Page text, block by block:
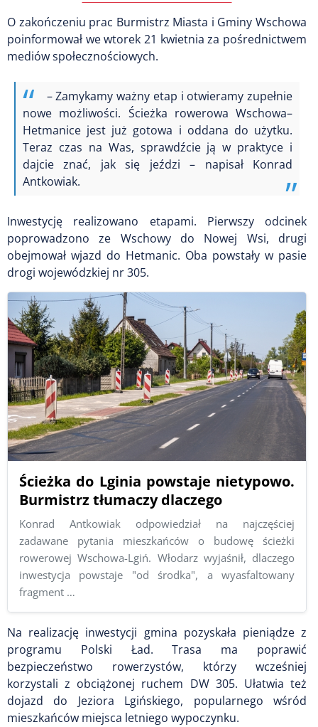
O zakończeniu prac Burmistrz Miasta i Gminy Wschowa
poinformował we wtorek 21 kwietnia za pośrednictwem
mediów społecznościowych.
– Zamykamy ważny etap i otwieramy zupełnie
nowe możliwości. Ścieżka rowerowa Wschowa–
Hetmanice jest już gotowa i oddana do użytku.
Teraz czas na Was, sprawdźcie ją w praktyce i
dajcie znać, jak się jeździ – napisał Konrad
Antkowiak.
Inwestycję realizowano etapami. Pierwszy odcinek
poprowadzono ze Wschowy do Nowej Wsi, drugi
obejmował wjazd do Hetmanic. Oba powstały w pasie
drogi wojewódzkiej nr 305.
Ścieżka do Lginia powstaje nietypowo.
Burmistrz tłumaczy dlaczego
Konrad Antkowiak odpowiedział na najczęściej
zadawane pytania mieszkańców o budowę ścieżki
rowerowej Wschowa-Lgiń. Włodarz wyjaśnił, dlaczego
inwestycja powstaje "od środka", a wyasfaltowany
fragment …
Na realizację inwestycji gmina pozyskała pieniądze z
programu Polski Ład. Trasa ma poprawić
bezpieczeństwo rowerzystów, którzy wcześniej
korzystali z obciążonej ruchem DW 305. Ułatwia też
dojazd do Jeziora Lgińskiego, popularnego wśród
mieszkańców miejsca letniego wypoczynku.